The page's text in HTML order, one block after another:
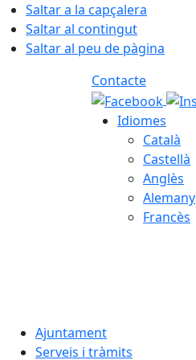
Saltar a la capçalera
Saltar al contingut
Saltar al peu de pàgina
Contacte
Idiomes
Català
Castellà
Anglès
Alemany
Francès
Ajuntament
Serveis i tràmits